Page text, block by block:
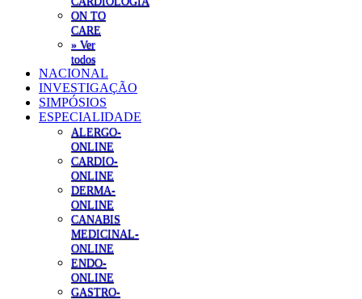
ON TO
CARE
» Ver
todos
NACIONAL
INVESTIGAÇÃO
SIMPÓSIOS
ESPECIALIDADE
ALERGO-
ONLINE
CARDIO-
ONLINE
DERMA-
ONLINE
CANABIS
MEDICINAL-
ONLINE
ENDO-
ONLINE
GASTRO-